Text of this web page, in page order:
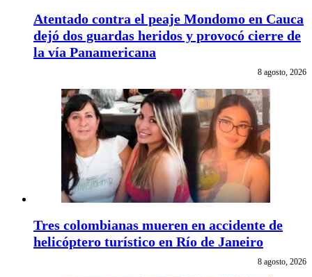
Atentado contra el peaje Mondomo en Cauca
dejó dos guardas heridos y provocó cierre de
la vía Panamericana
8 agosto, 2026
Tres colombianas mueren en accidente de
helicóptero turístico en Río de Janeiro
8 agosto, 2026